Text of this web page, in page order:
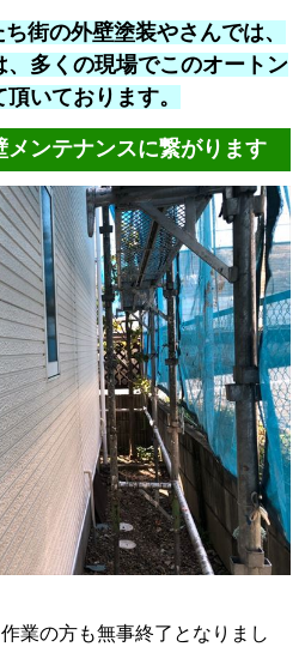
街の外壁塗装やさんでは、
多くの現場でこのオートン
いております。
メンテナンスに繋がります
業の方も無事終了となりまし